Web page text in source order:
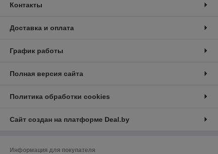
Контакты
Доставка и оплата
График работы
Полная версия сайта
Политика обработки cookies
Сайт создан на платформе Deal.by
Информация для покупателя